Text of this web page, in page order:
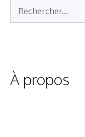
Rechercher
À propos